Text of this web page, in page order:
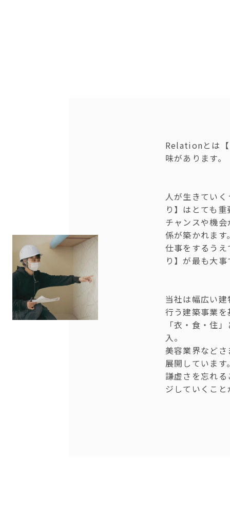
Relationとは
味があります。
人が生きてい
り】はとても
チャンスや機
係が築かれます
仕事をするう
り】が最も大
当社は幅広い
行う建築事業
「衣・食・住
入。
美容業界など
展開していま
謙虚さを忘れ
ジしていくこ